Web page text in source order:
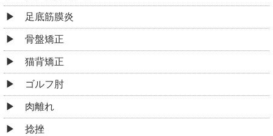
足底筋膜炎
骨盤矯正
猫背矯正
ゴルフ肘
肉離れ
捻挫